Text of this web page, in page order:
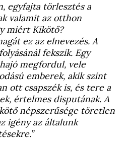
egyfajta törlesztés a
valamit az otthon
miért Kikötő?
ez az elnevezés. A
fekszik. Egy
megfordul, vele
emberek, akik színt
ott csapszék is, és tere a
értelmes disputának. A
népszerűsége töretlen
igény az általunk